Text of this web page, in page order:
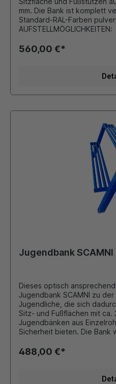
mm. Die Bank ist komplett verschweisst und in unseren
Standard-RAL-Farben
AUFSTELLMÖGLICHKEITEN: zum Einbetonieren
obere Sitzhöhe 850 mm
Gesamttiefe 250 mm
560,00 €*
Jugendbank SCAMNI
Dieses optisch
Jugendbank SCAMNI zu der Sitzgelegenheit für
Jugendliche, die sich
Sitz- und Fußflächen mit
Jugendbänken aus
Sicherheit bieten. Die Bank wird demontiert angeliefert,
montiert. Sie besteht aus 2
Quadratrohr 80 x 80 x 3 mm mit angeschweißten
bestehen aus den
488,00 €*